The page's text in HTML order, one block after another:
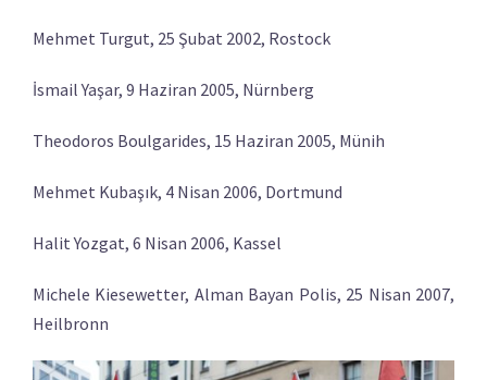
Mehmet Turgut, 25 Şubat 2002, Rostock
İsmail Yaşar, 9 Haziran 2005, Nürnberg
Theodoros Boulgarides, 15 Haziran 2005, Münih
Mehmet Kubaşık, 4 Nisan 2006, Dortmund
Halit Yozgat, 6 Nisan 2006, Kassel
Michele Kiesewetter, Alman Bayan Polis, 25 Nisan 2007,
Heilbronn